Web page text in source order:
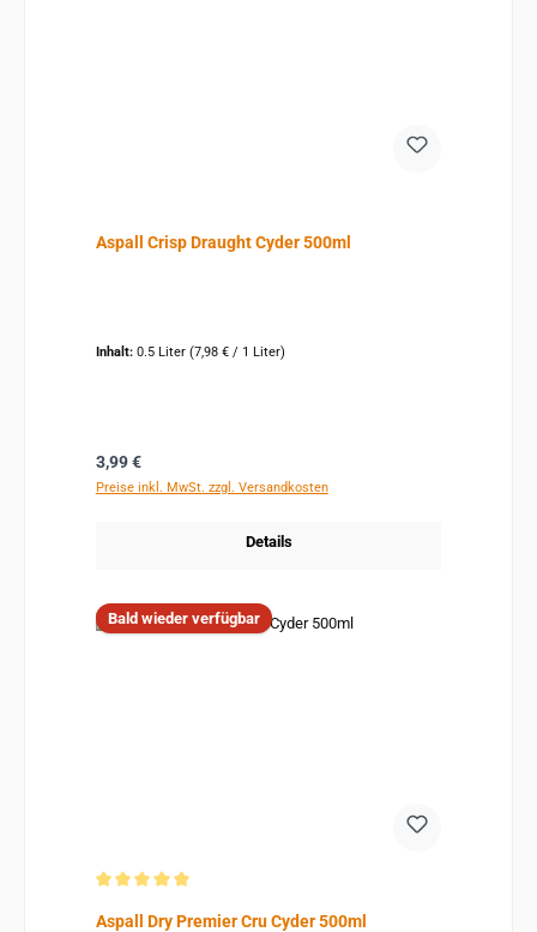
Aspall Crisp Draught Cyder 500ml
Inhalt: 0.5 Liter (7,98 € / 1 Liter)
Regulärer Preis:
3,99 €
Preise inkl. MwSt. zzgl. Versandkosten
Details
Bald wieder verfügbar
Aspall Dry Premier Cru Cyder 500ml